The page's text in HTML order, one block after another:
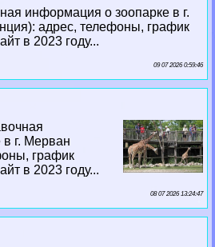
информация о зоопарке в г.
адрес, телефоны, график
в 2023 году...
09 07 2026 0:59:46
г. Мерван
график
в 2023 году...
08 07 2026 13:24:47